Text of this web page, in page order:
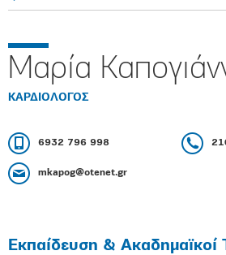
Μαρία
ΚΑΡΔΙΟΛΟΓΟΣ
6932 796 998
mkapog@otenet.gr
Εκπαίδευση & Ακαδημαϊκοί